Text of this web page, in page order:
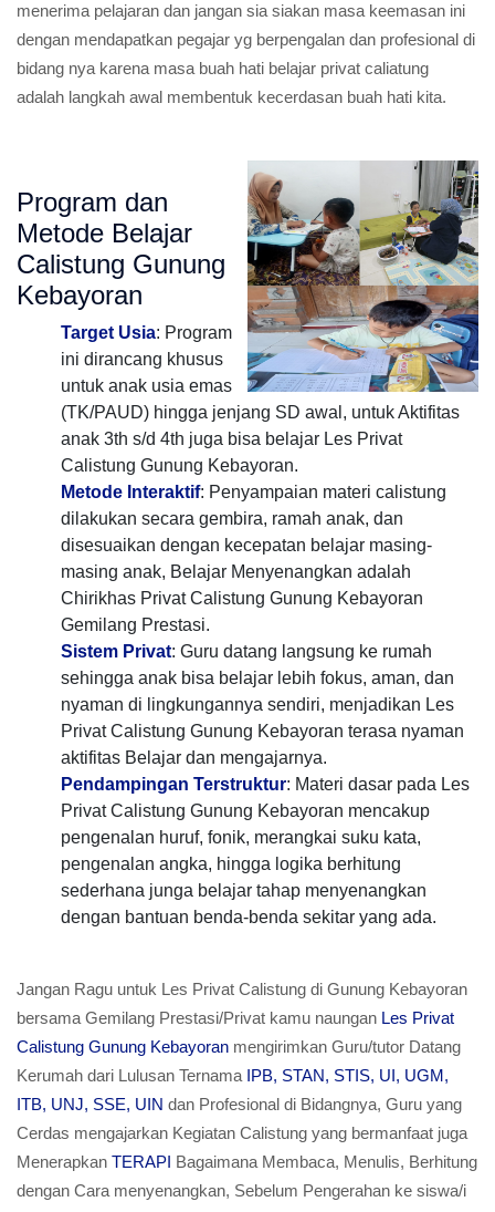
menerima pelajaran dan jangan sia siakan masa keemasan ini
dengan mendapatkan pegajar yg berpengalan dan profesional di
bidang nya karena masa buah hati belajar privat caliatung
adalah langkah awal membentuk kecerdasan buah hati kita.
Program dan
Metode Belajar
Calistung Gunung
Kebayoran
Target Usia: Program
ini dirancang khusus
untuk anak usia emas
(TK/PAUD) hingga jenjang SD awal, untuk Aktifitas
anak 3th s/d 4th juga bisa belajar Les Privat
Calistung Gunung Kebayoran.
Metode Interaktif: Penyampaian materi calistung
dilakukan secara gembira, ramah anak, dan
disesuaikan dengan kecepatan belajar masing-
masing anak, Belajar Menyenangkan adalah
Chirikhas Privat Calistung Gunung Kebayoran
Gemilang Prestasi.
Sistem Privat: Guru datang langsung ke rumah
sehingga anak bisa belajar lebih fokus, aman, dan
nyaman di lingkungannya sendiri, menjadikan Les
Privat Calistung Gunung Kebayoran terasa nyaman
aktifitas Belajar dan mengajarnya.
Pendampingan Terstruktur: Materi dasar pada Les
Privat Calistung Gunung Kebayoran mencakup
pengenalan huruf, fonik, merangkai suku kata,
pengenalan angka, hingga logika berhitung
sederhana junga belajar tahap menyenangkan
dengan bantuan benda-benda sekitar yang ada.
Jangan Ragu untuk Les Privat Calistung di Gunung Kebayoran
bersama Gemilang Prestasi/Privat kamu naungan Les Privat
Calistung Gunung Kebayoran mengirimkan Guru/tutor Datang
Kerumah dari Lulusan Ternama IPB, STAN, STIS, UI, UGM,
ITB, UNJ, SSE, UIN dan Profesional di Bidangnya, Guru yang
Cerdas mengajarkan Kegiatan Calistung yang bermanfaat juga
Menerapkan TERAPI Bagaimana Membaca, Menulis, Berhitung
dengan Cara menyenangkan, Sebelum Pengerahan ke siswa/i